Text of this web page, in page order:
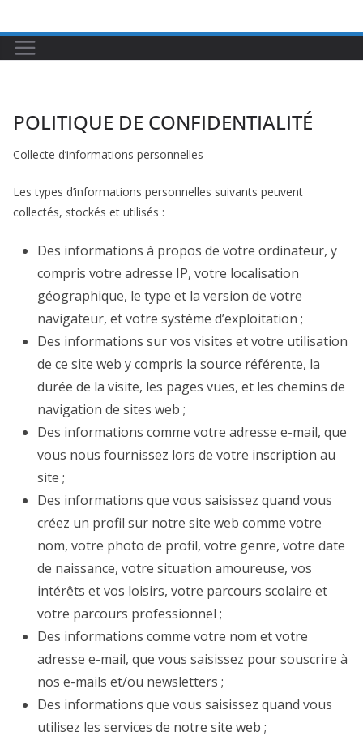
au
contenu
POLITIQUE DE CONFIDENTIALITÉ
Collecte d’informations personnelles
Les types d’informations personnelles suivants peuvent
collectés, stockés et utilisés :
Des informations à propos de votre ordinateur, y
compris votre adresse IP, votre localisation
géographique, le type et la version de votre
navigateur, et votre système d’exploitation ;
Des informations sur vos visites et votre utilisation
de ce site web y compris la source référente, la
durée de la visite, les pages vues, et les chemins de
navigation de sites web ;
Des informations comme votre adresse e-mail, que
vous nous fournissez lors de votre inscription au
site ;
Des informations que vous saisissez quand vous
créez un profil sur notre site web comme votre
nom, votre photo de profil, votre genre, votre date
de naissance, votre situation amoureuse, vos
intérêts et vos loisirs, votre parcours scolaire et
votre parcours professionnel ;
Des informations comme votre nom et votre
adresse e-mail, que vous saisissez pour souscrire à
nos e-mails et/ou newsletters ;
Des informations que vous saisissez quand vous
utilisez les services de notre site web ;